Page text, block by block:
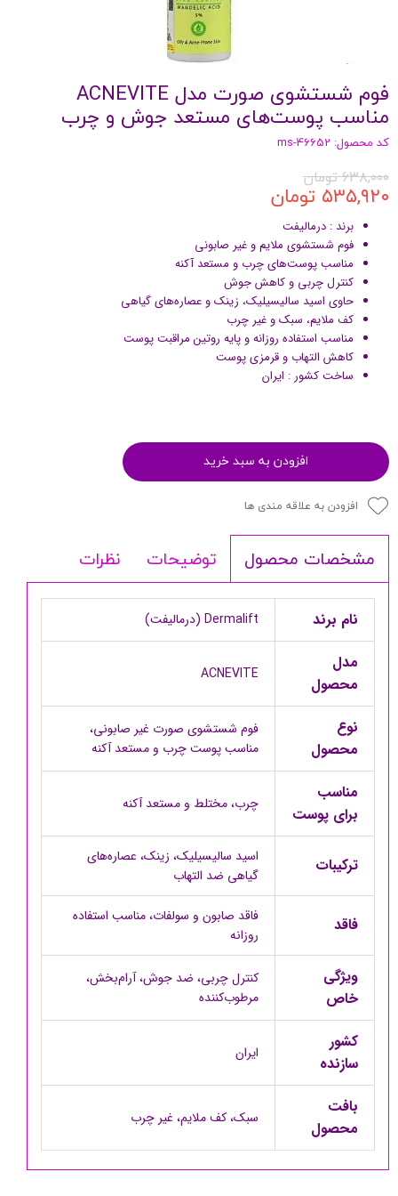
فوم شستشوی صورت مدل ACNEVITE
مناسب پوست‌های مستعد جوش و چرب
کد محصول: ms-46652
۶۳۸,۰۰۰ تومان
۵۳۵,۹۲۰ تومان
برند : درمالیفت
فوم شستشوی ملایم و غیر صابونی
مناسب پوست‌های چرب و مستعد آکنه
کنترل چربی و کاهش جوش
حاوی اسید سالیسیلیک، زینک و عصاره‌های گیاهی
کف ملایم، سبک و غیر چرب
مناسب استفاده روزانه و پایه روتین مراقبت پوست
کاهش التهاب و قرمزی پوست
ساخت کشور : ایران
افزودن به سبد خرید
افزودن به علاقه مندی ها
مشخصات محصول توضیحات نظرات
نام برند Dermalift (درمالیفت)
مدل
محصول
ACNEVITE
نوع
محصول
فوم شستشوی صورت غیر صابونی،
مناسب پوست چرب و مستعد آکنه
مناسب
برای پوست
چرب، مختلط و مستعد آکنه
ترکیبات
اسید سالیسیلیک، زینک، عصاره‌های
گیاهی ضد التهاب
فاقد
فاقد صابون و سولفات، مناسب استفاده
روزانه
ویژگی
خاص
کنترل چربی، ضد جوش، آرام‌بخش،
مرطوب‌کننده
کشور
سازنده
ایران
بافت
محصول
سبک، کف ملایم، غیر چرب